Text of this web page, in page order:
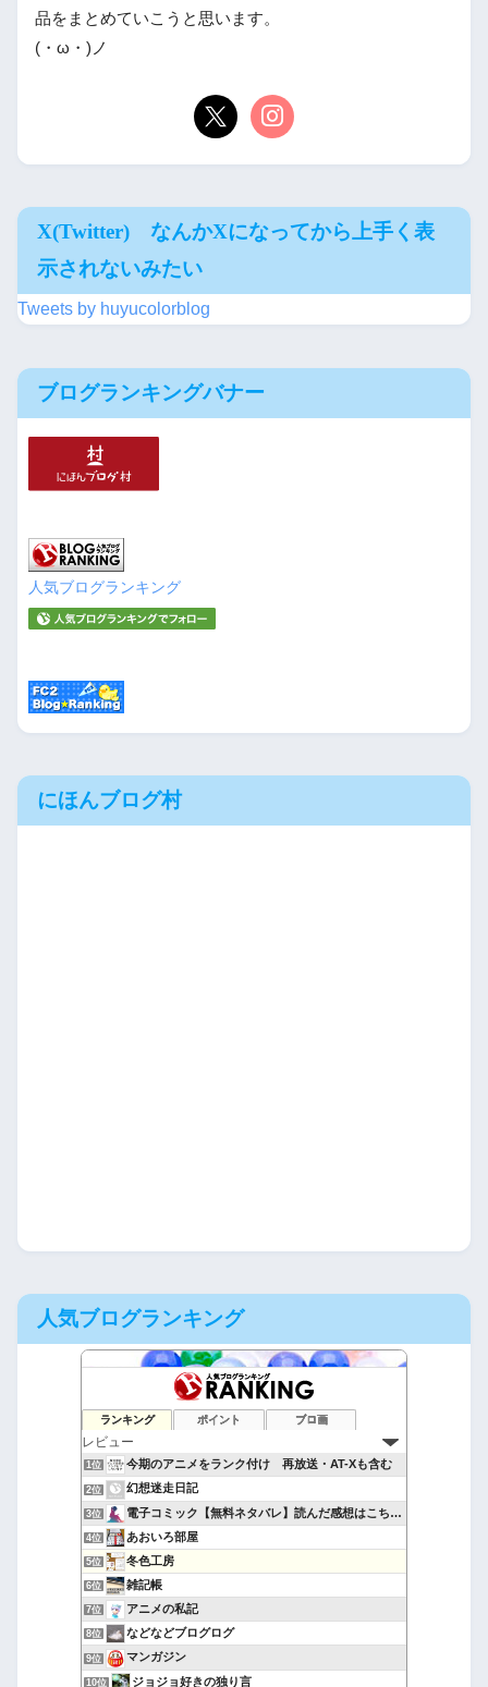
品をまとめていこうと思います。
(・ω・)ノ
X(Twitter) なんかXになってから上手く表
示されないみたい
Tweets by huyucolorblog
ブログランキングバナー
人気ブログランキング
にほんブログ村
人気ブログランキング
ランキング ポイント ブロ画
1位 今期のアニメをランク付け 再放送・AT-Xも含む
2位 幻想迷走日記
3位 電子コミック【無料ネタバレ】読んだ感想はこちら！
4位 あおいろ部屋
5位 冬色工房
6位 雑記帳
7位 アニメの私記
8位 などなどブログログ
9位 マンガジン
10位 ジョジョ好きの独り言